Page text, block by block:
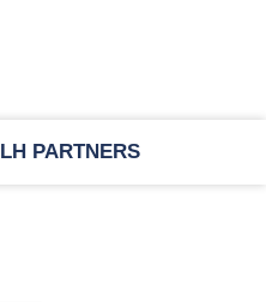
LH PARTNERS